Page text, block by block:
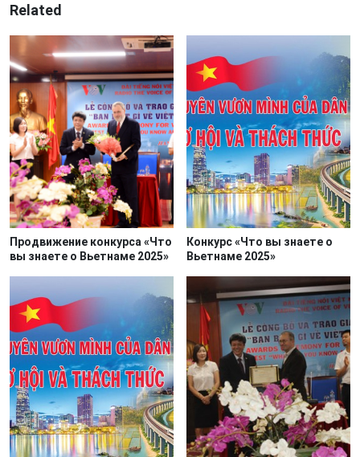
Related
Продвижение конкурса «Что
вы знаете о Вьетнаме 2025»
Конкурс «Что вы знаете о
Вьетнаме 2025»